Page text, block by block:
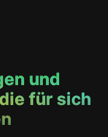
und
für sich